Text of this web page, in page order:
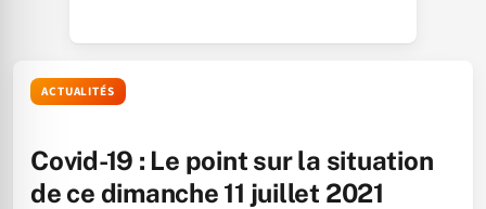
ACTUALITÉS
Covid-19 : Le point sur la situation
de ce dimanche 11 juillet 2021